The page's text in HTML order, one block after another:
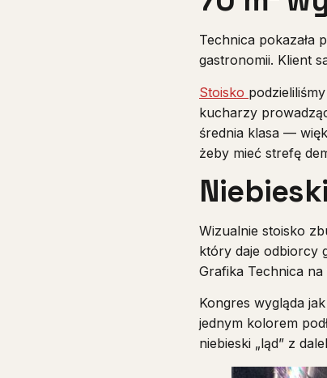
Technica pokazała
gastronomii. Klient
Stoisko
kucharzy
średnia klasa —
żeby mieć strefę
Wizualnie stoisko
który daje odbiorcy
Grafika Technica
Kongres wygląda
jednym kolorem
niebieski „ląd” z